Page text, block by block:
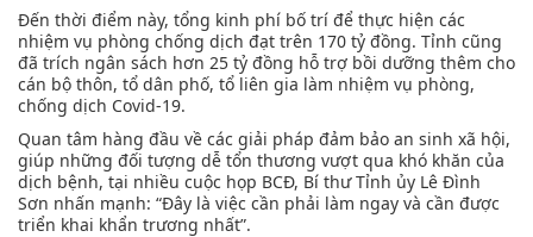
Đến thời điểm này, tổng kinh phí bố trí để thực hiện các
nhiệm vụ phòng chống dịch đạt trên 170 tỷ đồng. Tỉnh cũng
đã trích ngân sách hơn 25 tỷ đồng hỗ trợ bồi dưỡng thêm cho
cán bộ thôn, tổ dân phố, tổ liên gia làm nhiệm vụ phòng,
chống dịch Covid-19.
Quan tâm hàng đầu về các giải pháp đảm bảo an sinh xã hội,
giúp những đối tượng dễ tổn thương vượt qua khó khăn của
dịch bệnh, tại nhiều cuộc họp BCĐ, Bí thư Tỉnh ủy Lê Đình
Sơn nhấn mạnh: “Đây là việc cần phải làm ngay và cần được
triển khai khẩn trương nhất”.